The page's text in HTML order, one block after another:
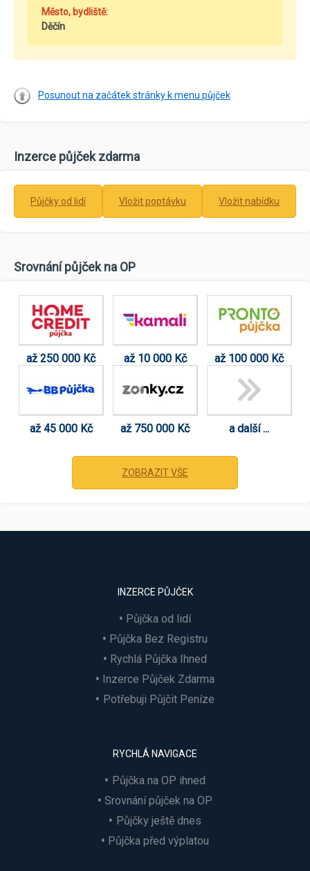
Město, bydliště:
Děčín
Posunout na začátek stránky k menu půjček
Inzerce půjček zdarma
Půjčky od lidí Vložit poptávku Vložit nabídku
Srovnání půjček na OP
až 250 000 Kč až 10 000 Kč až 100 000 Kč
až 45 000 Kč až 750 000 Kč a další ...
ZOBRAZIT VŠE
INZERCE PŮJČEK
Půjčka od lidí
Půjčka Bez Registru
Rychlá Půjčka Ihned
Inzerce Půjček Zdarma
Potřebuji Půjčit Peníze
RYCHLÁ NAVIGACE
Půjčka na OP ihned
Srovnání půjček na OP
Půjčky ještě dnes
Půjčka před výplatou